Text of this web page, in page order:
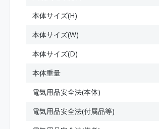
本体サイズ(H)
本体サイズ(W)
本体サイズ(D)
本体重量
電気用品安全法(本体)
電気用品安全法(付属品等)